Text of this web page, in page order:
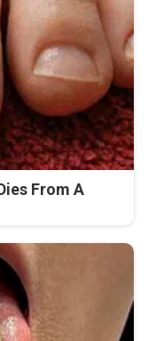
From A